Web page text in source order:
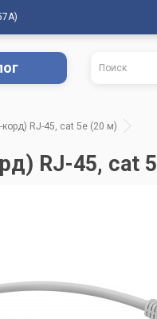
корд) RJ-45, cat 5e (20 м)
RJ-45, cat